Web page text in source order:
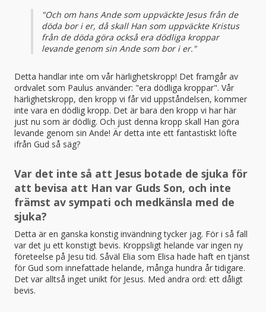
"Och om hans Ande som uppväckte Jesus från de
döda bor i er, då skall Han som uppväckte Kristus
från de döda göra också era dödliga kroppar
levande genom sin Ande som bor i er."
Detta handlar inte om vår härlighetskropp! Det framgår av
ordvalet som Paulus använder: "era dödliga kroppar". Vår
härlighetskropp, den kropp vi får vid uppståndelsen, kommer
inte vara en dödlig kropp. Det är bara den kropp vi har här
just nu som är dödlig. Och just denna kropp skall Han göra
levande genom sin Ande! Är detta inte ett fantastiskt löfte
ifrån Gud så säg?
Var det inte så att Jesus botade de sjuka för
att bevisa att Han var Guds Son, och inte
främst av sympati och medkänsla med de
sjuka?
Detta är en ganska konstig invändning tycker jag. För i så fall
var det ju ett konstigt bevis. Kroppsligt helande var ingen ny
företeelse på Jesu tid. Såväl Elia som Elisa hade haft en tjänst
för Gud som innefattade helande, många hundra år tidigare.
Det var alltså inget unikt för Jesus. Med andra ord: ett dåligt
bevis.